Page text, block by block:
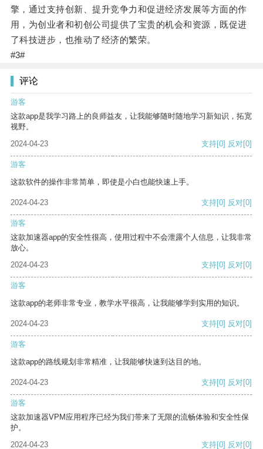
擎，通过支持创新、提升竞争力和促进经济发展等方面的作
用，为创业者和初创公司提供了宝贵的机会和资源，既促进
了科技进步，也推动了经济的繁荣。
#3#
评论
游客
这款app是我学习路上的良师益友，让我能够随时随地学习新知识，拓宽
视野。
2024-04-23
支持[0] 反对[0]
游客
这款软件的操作非常简单，即使是小白也能快速上手。
2024-04-23 支持[0] 反对[0]
游客
这款加速器app的安全性很高，使用过程中不会泄露个人信息，让我非常
放心。
2024-04-23
支持[0] 反对[0]
游客
这款app的老师非常专业，教学水平很高，让我能够学到实用的知识。
2024-04-23 支持[0] 反对[0]
游客
这款app的路线规划非常精准，让我能够快速到达目的地。
2024-04-23 支持[0] 反对[0]
游客
这款加速器VPM应用程序已经为我们带来了无限的流畅体验和安全性保
护。
2024-04-23
支持[0] 反对[0]